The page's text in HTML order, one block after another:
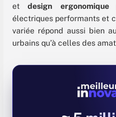
etdesign ergonomique
électriques performants et
variée répond aussi bien
urbains qu’à celles des